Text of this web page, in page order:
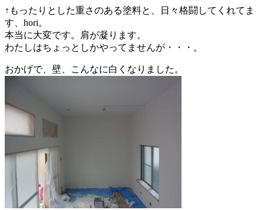
↑もったりとした重さのある塗料と、日々格闘してくれてま
す、hori。
本当に大変です。肩が凝ります。
わたしはちょっとしかやってませんが・・・。
おかげで、壁、こんなに白くなりました。